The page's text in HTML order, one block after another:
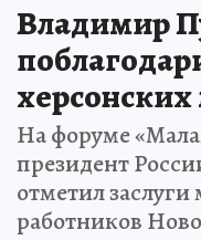
Владимир
На форуме
президент
отметил
работников